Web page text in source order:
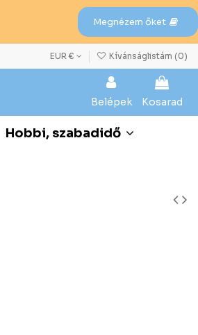
Megnézem őket
EUR € Kívánságlistám (0)
Belépek Kosarad
Hobbi, szabadidő